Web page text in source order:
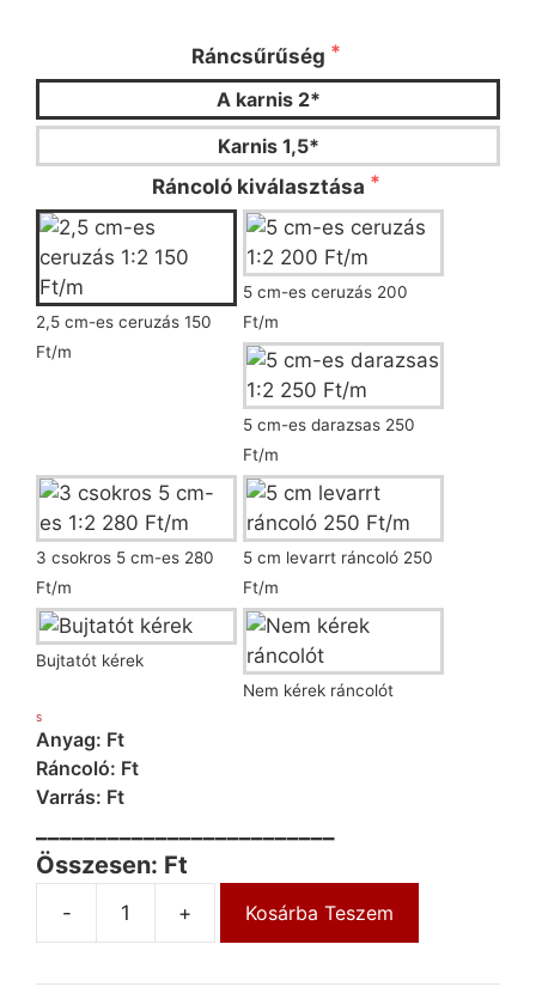
Ráncsűrűség
A karnis 2*
Karnis 1,5*
Ráncoló kiválasztása
2,5 cm-es ceruzás 150
Ft/m
5 cm-es ceruzás 200
Ft/m
5 cm-es darazsas 250
Ft/m
3 csokros 5 cm-es 280
Ft/m
5 cm levarrt ráncoló 250
Ft/m
Bujtatót kérek
Nem kérek ráncolót
S
Anyag: Ft
Ráncoló: Ft
Varrás: Ft
Összesen: Ft
- + Kosárba Teszem